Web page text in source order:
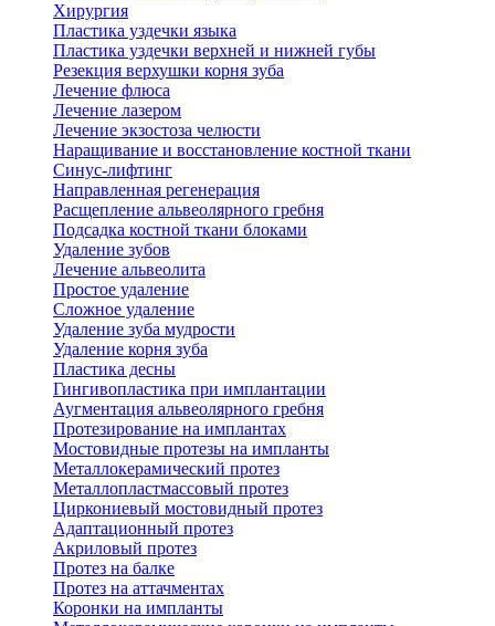
Хирургия
Пластика уздечки языка
Пластика уздечки верхней и нижней губы
Резекция верхушки корня зуба
Лечение флюса
Лечение лазером
Лечение экзостоза челюсти
Наращивание и восстановление костной ткани
Синус-лифтинг
Направленная регенерация
Расщепление альвеолярного гребня
Подсадка костной ткани блоками
Удаление зубов
Лечение альвеолита
Простое удаление
Сложное удаление
Удаление зуба мудрости
Удаление корня зуба
Пластика десны
Гингивопластика при имплантации
Аугментация альвеолярного гребня
Протезирование на имплантах
Мостовидные протезы на импланты
Металлокерамический протез
Металлопластмассовый протез
Циркониевый мостовидный протез
Адаптационный протез
Акриловый протез
Протез на балке
Протез на аттачментах
Коронки на импланты